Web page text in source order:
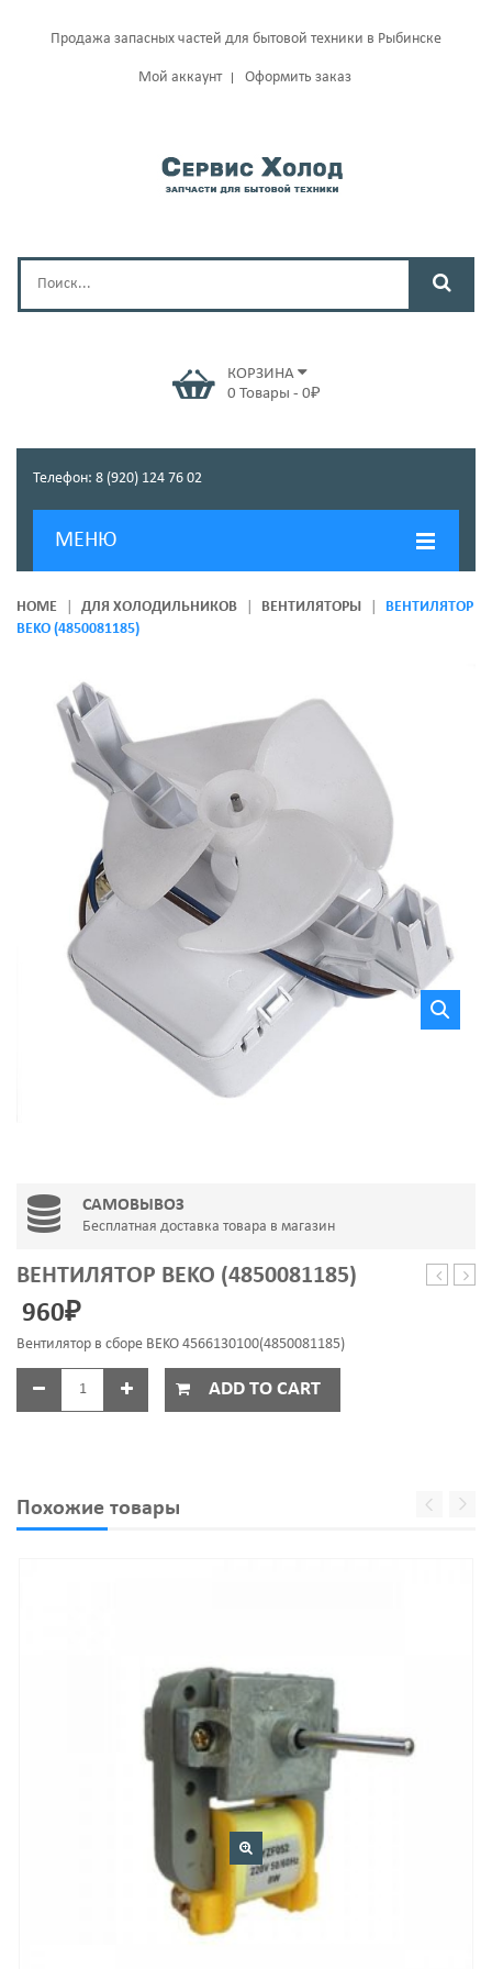
Продажа запасных частей для бытовой техники в Рыбинске
Мой аккаунт Оформить заказ
КОРЗИНА
0 Товары - 0₽
Телефон: 8 (920) 124 76 02
МЕНЮ
ГЛАВНАЯ
О КОМПАНИИ
НОВОСТИ
КОНТАКТЫ
HOME ДЛЯ ХОЛОДИЛЬНИКОВ ВЕНТИЛЯТОРЫ
ВЕНТИЛЯТОР
BEKO (4850081185)
САМОВЫВОЗ
Бесплатная доставка товара в магазин
ВЕНТИЛЯТОР BEKO (4850081185)
960₽
Вентилятор в сборе BEKO 4566130100(4850081185)
ADD TO CART
Похожие товары